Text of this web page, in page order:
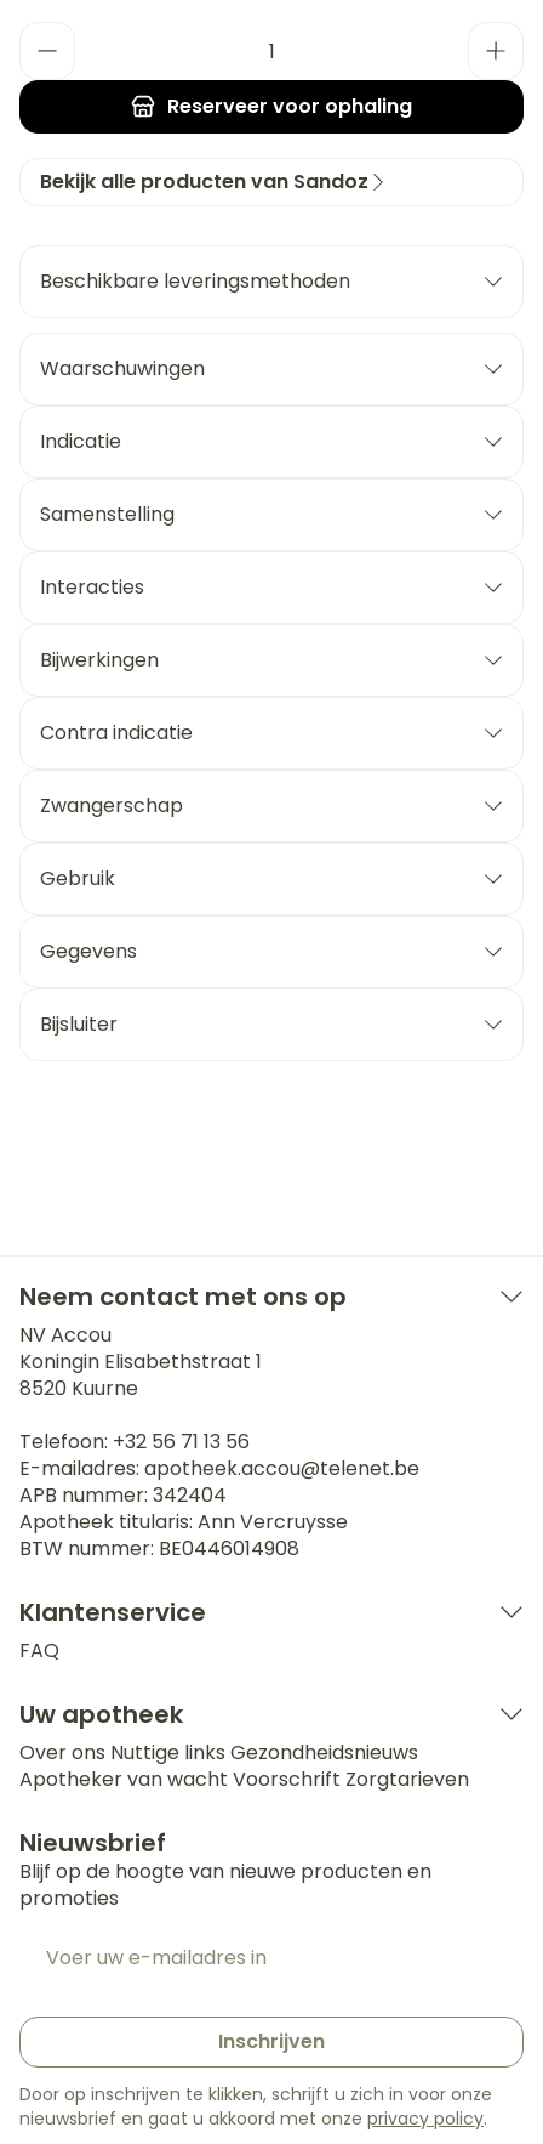
Reserveer voor ophaling
Bekijk alle producten van Sandoz
Beschikbare leveringsmethoden
Waarschuwingen
Indicatie
Samenstelling
Interacties
Bijwerkingen
Contra indicatie
Zwangerschap
Gebruik
Gegevens
Bijsluiter
Neem contact met ons op
NV Accou
Koningin Elisabethstraat 1
8520 Kuurne
Telefoon: +32 56 71 13 56
E-mailadres: apotheek.accou@telenet.be
APB nummer: 342404
Apotheek titularis: Ann Vercruysse
BTW nummer: BE0446014908
Klantenservice
FAQ
Uw apotheek
Over ons Nuttige links Gezondheidsnieuws
Apotheker van wacht Voorschrift Zorgtarieven
Nieuwsbrief
Blijf op de hoogte van nieuwe producten en
promoties
Inschrijven
Door op inschrijven te klikken, schrijft u zich in voor onze
nieuwsbrief en gaat u akkoord met onze privacy policy.